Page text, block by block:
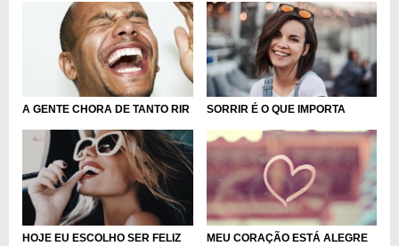
A GENTE CHORA DE TANTO RIR SORRIR É O QUE IMPORTA
HOJE EU ESCOLHO SER FELIZ MEU CORAÇÃO ESTÁ ALEGRE